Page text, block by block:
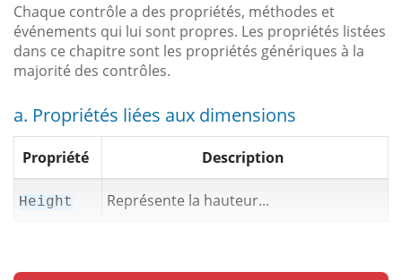
Chaque contrôle a des propriétés, méthodes et
événements qui lui sont propres. Les propriétés listées
dans ce chapitre sont les propriétés génériques à la
majorité des contrôles.
a. Propriétés liées aux dimensions
Propriété Description
Height Représente la hauteur...